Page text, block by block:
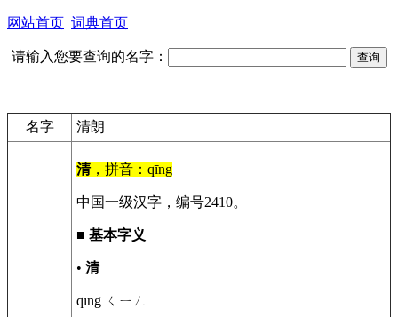
网站首页 词典首页
请输入您要查询的名字：
名字 清朗
清，拼音：qīng
中国一级汉字，编号2410。
■ 基本字义
• 清
qīng ㄑㄧㄥˉ